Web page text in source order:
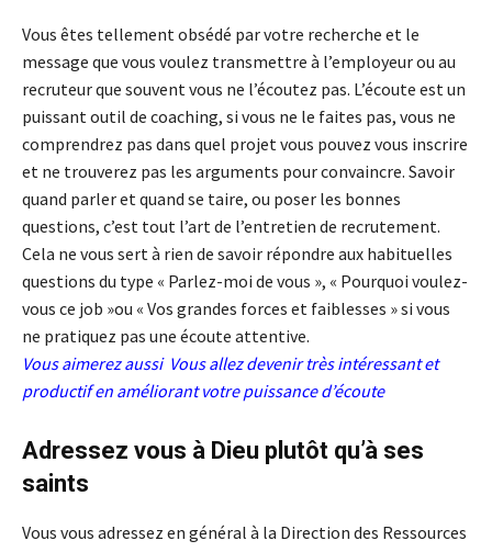
Vous êtes tellement obsédé par votre recherche et le
message que vous voulez transmettre à l’employeur ou au
recruteur que souvent vous ne l’écoutez pas. L’écoute est un
puissant outil de coaching, si vous ne le faites pas, vous ne
comprendrez pas dans quel projet vous pouvez vous inscrire
et ne trouverez pas les arguments pour convaincre. Savoir
quand parler et quand se taire, ou poser les bonnes
questions, c’est tout l’art de l’entretien de recrutement.
Cela ne vous sert à rien de savoir répondre aux habituelles
questions du type « Parlez-moi de vous », « Pourquoi voulez-
vous ce job »ou « Vos grandes forces et faiblesses » si vous
ne pratiquez pas une écoute attentive.
Vous aimerez aussi Vous allez devenir très intéressant et
productif en améliorant votre puissance d’écoute
Adressez vous à Dieu plutôt qu’à ses
saints
Vous vous adressez en général à la Direction des Ressources